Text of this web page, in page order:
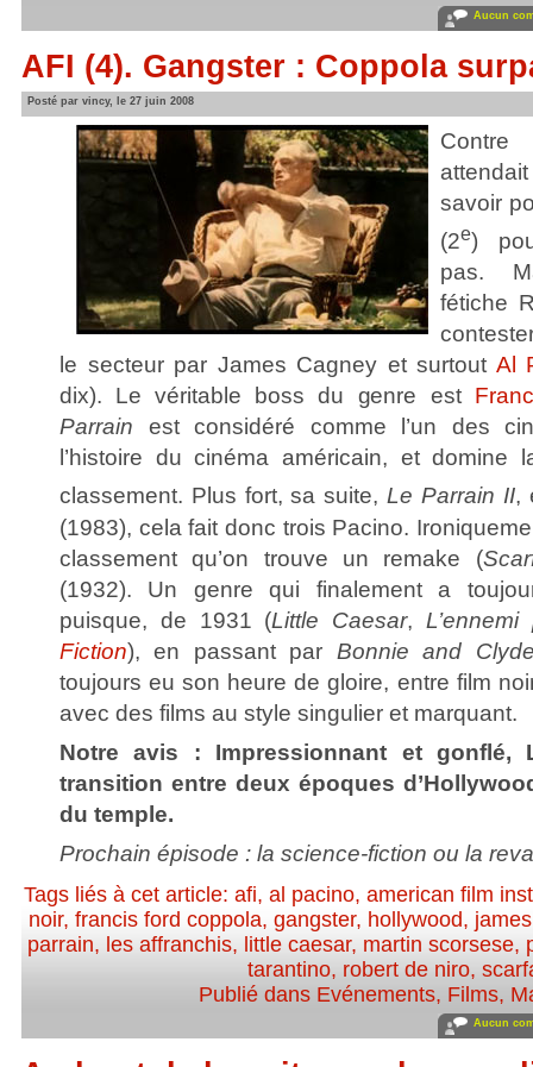
Aucun
AFI (4). Gangster : Coppola
Posté par vincy, le 27 juin 2008
savoir
(2e)
pas.
fétiche
le secteur par James Cagney et surtout Al
dix). Le véritable boss du genre est
Parrain est considéré comme l’un des
l’histoire du cinéma américain, et domine
classement. Plus fort, sa suite, Le Parrain II,
(1983), cela fait donc trois Pacino.
classement qu’on trouve un remake (
(1932). Un genre qui finalement a
puisque, de 1931 (Little Caesar, L’ennemi
Fiction), en passant par Bonnie and
toujours eu son heure de gloire, entre film
avec des films au style singulier et marquant.
Notre avis : Impressionnant et gonflé,
transition entre deux époques
du temple.
Prochain épisode : la science-fiction ou la
Tags liés à cet article: afi, al pacino, american film
noir,francis ford coppola,gangster, hollywood,
parrain, les affranchis, little caesar, martin scorsese,
tarantino, robert de niro,
Publié dans Evénements, Films,
Aucun